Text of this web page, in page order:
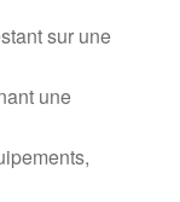
sur une
une